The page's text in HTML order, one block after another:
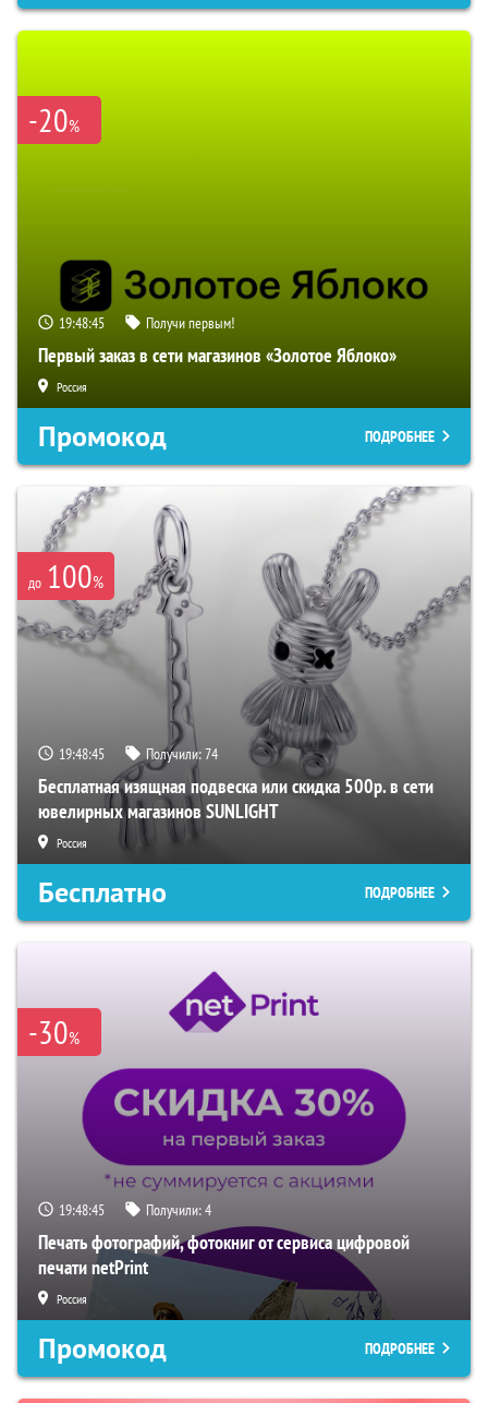
-20%
19:48:44 Получи первым!
Первый заказ в сети магазинов «Золотое Яблоко»
Россия
Промокод ПОДРОБНЕЕ
до 100%
19:48:44 Получили:74
Бесплатная изящная подвеска или скидка 500р. в сети
ювелирных магазинов SUNLIGHT
Россия
Бесплатно ПОДРОБНЕЕ
-30%
19:48:44 Получили:4
Печать фотографий, фотокниг от сервиса цифровой
печати netPrint
Россия
Промокод ПОДРОБНЕЕ